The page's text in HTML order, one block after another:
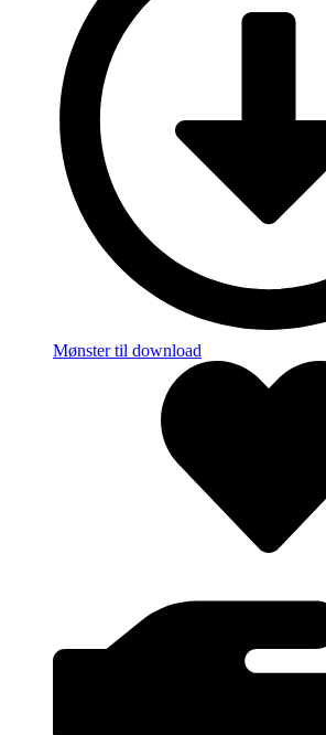
Mønster til download